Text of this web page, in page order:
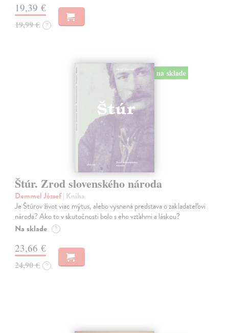
19,39 €
19,99 € ?
na sklade
Štúr. Zrod slovenského národa
Demmel József| Kniha
Je Štúrov život viac mýtus, alebo vysnená predstava o zakladateľovi
národa? Ako to v skutočnosti bolo s eho vzťahmi a láskou?
Na sklade ?
23,66 €
24,90 € ?